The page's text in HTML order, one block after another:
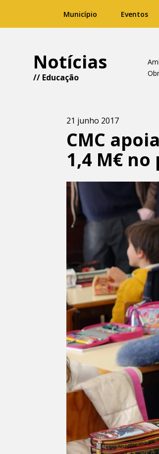
Município Eventos
Notícias
// Educação
21 junho 2017
CMC
1,4 M€